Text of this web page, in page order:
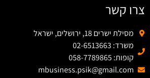
צרו קשר
מסילת ישרים 18, ירושלים, ישראל
משרד: 02-6513663
קופות: 058-7789865
mbusiness.psik@gmail.com